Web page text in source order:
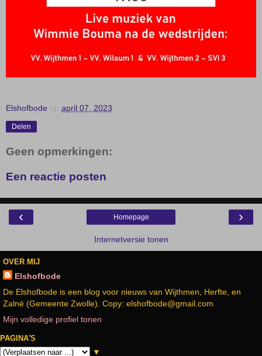
Elshofbode op april 07, 2023
Delen
Geen opmerkingen:
Een reactie posten
‹ ›
Homepage
Internetversie tonen
OVER MIJ
Elshofbode
De Elshofbode is een blog voor nieuws van Wijthmen, Herfte, en
Zalné (Gemeente Zwolle). Copy: elshofbode@gmail.com
Mijn volledige profiel tonen
PAGINA'S
▼